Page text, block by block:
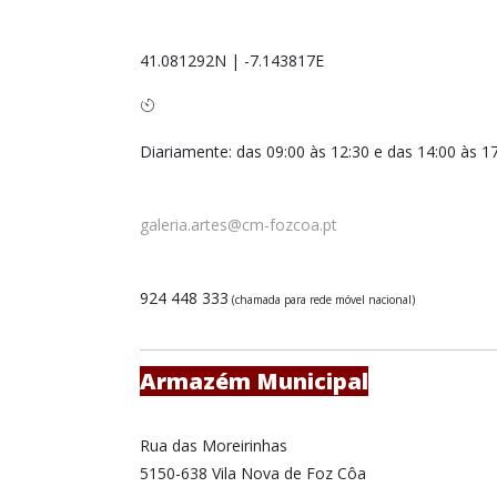
41.081292N | -7.143817E
Diariamente: das 09:00 às 12:30 e das 14:00 às
galeria.artes@cm-fozcoa.pt
924 448 333 (chamada para rede móvel nacional)
Armazém Municipal
Rua das Moreirinhas
5150-638 Vila Nova de Foz Côa